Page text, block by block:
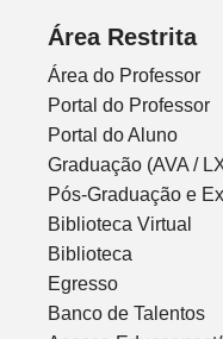
Área Restrita
Área do Professor
Portal do Professor
Portal do Aluno
Graduação (AVA /
Pós-Graduação e
Biblioteca Virtual
Biblioteca
Egresso
Banco de Talentos